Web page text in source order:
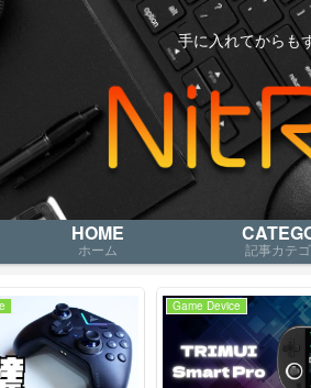
手に入れてからも
HOME
ホーム 記事カテ
Game Device